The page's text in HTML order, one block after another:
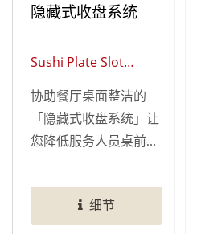
隐藏式收盘系统
Sushi Plate Slot
协助餐厅桌面整洁的
「隐藏式收盘系统」让
您降低服务人员桌前服
支出！ 「隐藏式收盘
系统」设置于每个坐位
细节